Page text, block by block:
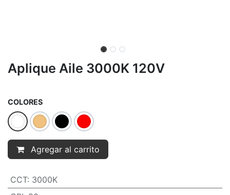
Aplique Aile 3000K 120V
COLORES
Agregar al carrito
CCT: 3000K